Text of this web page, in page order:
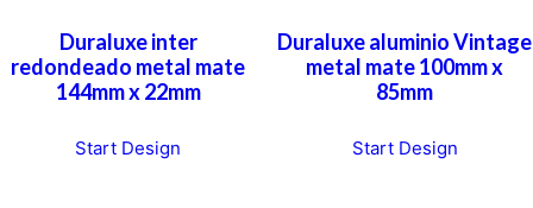
Duraluxe inter
redondeado metal mate
144mm x 22mm
Start Design
Duraluxe aluminio Vintage
metal mate 100mm x
85mm
Start Design